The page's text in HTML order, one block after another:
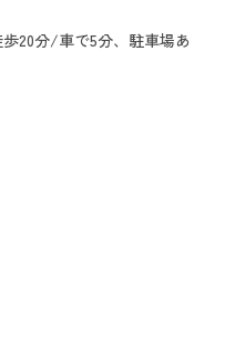
20分/車で5分、駐車場あ